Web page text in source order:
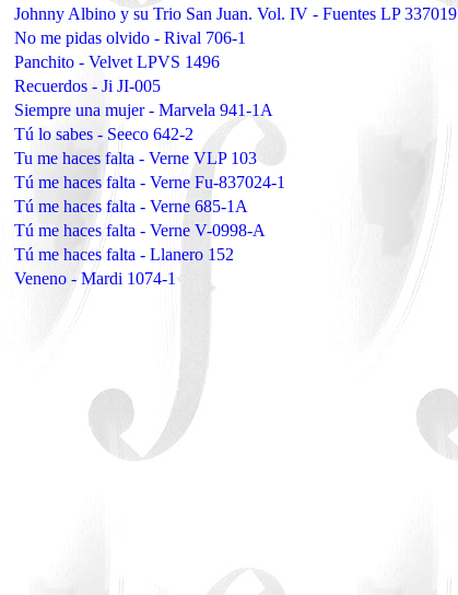
Johnny Albino y su Trio San Juan. Vol. IV - Fuentes LP 337019
No me pidas olvido - Rival 706-1
Panchito - Velvet LPVS 1496
Recuerdos - Ji JI-005
Siempre una mujer - Marvela 941-1A
Tú lo sabes - Seeco 642-2
Tu me haces falta - Verne VLP 103
Tú me haces falta - Verne Fu-837024-1
Tú me haces falta - Verne 685-1A
Tú me haces falta - Verne V-0998-A
Tú me haces falta - Llanero 152
Veneno - Mardi 1074-1